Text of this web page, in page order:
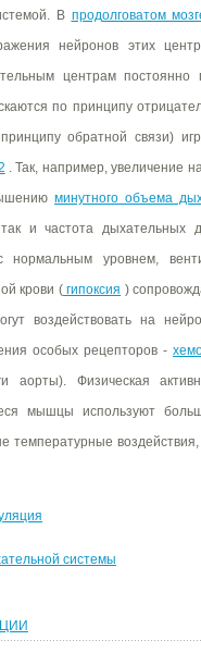
В продолговатом
нейронов этих
центрам постоянно
по принципу
обратной связи)
. Так, например, увеличение
минутного объема
и частота дыхательных
уровнем,
крови (гипоксия )
воздействовать на
особых рецепторов -
аорты). Физическая
мышцы используют
температурные воздействия,
системы